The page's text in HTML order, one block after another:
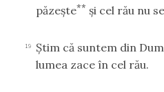
păzeşte** şi cel rău nu
19 Ştim că suntem din
lumea zace în cel rău.